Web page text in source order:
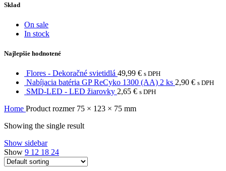
Sklad
On sale
In stock
Najlepšie hodnotené
Flores - Dekoračné svietidlá 49,99 € s DPH
Nabíjacia batéria GP ReCyko 1300 (AA) 2 ks 2,90 € s DPH
SMD-LED - LED žiarovky 2,65 € s DPH
Home Product rozmer 75 × 123 × 75 mm
Showing the single result
Show sidebar
Show 9 12 18 24